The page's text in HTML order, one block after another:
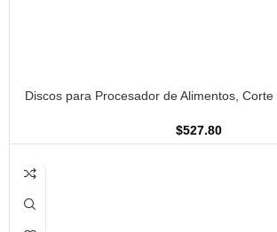
Discos para Procesador de Alimentos,
$527.80